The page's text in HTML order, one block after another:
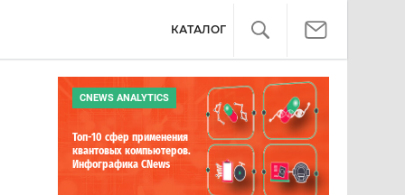
КАТАЛОГ
CNEWS ANALYTICS
Топ-10 сфер применения
квантовых компьютеров.
Инфографика CNews